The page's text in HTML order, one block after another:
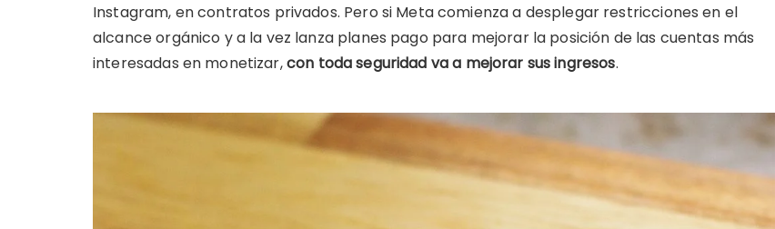
Instagram, en contratos privados. Pero si Meta comienza a desplegar restricciones en el
alcance orgánico y a la vez lanza planes pago para mejorar la posición de las cuentas más
interesadas en monetizar,con toda seguridad va a mejorar sus ingresos.